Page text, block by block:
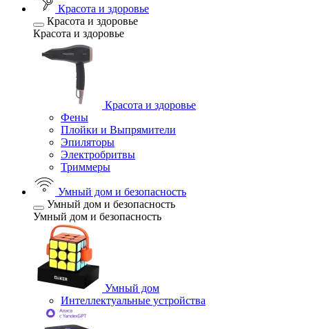
Красота и здоровье
Красота и здоровье
Красота и здоровье
Красота и здоровье
Фены
Плойки и Выпрямители
Эпиляторы
Электробритвы
Триммеры
Умный дом и безопасность
Умный дом и безопасность
Умный дом и безопасность
Умный дом
Интеллектуальные устройства